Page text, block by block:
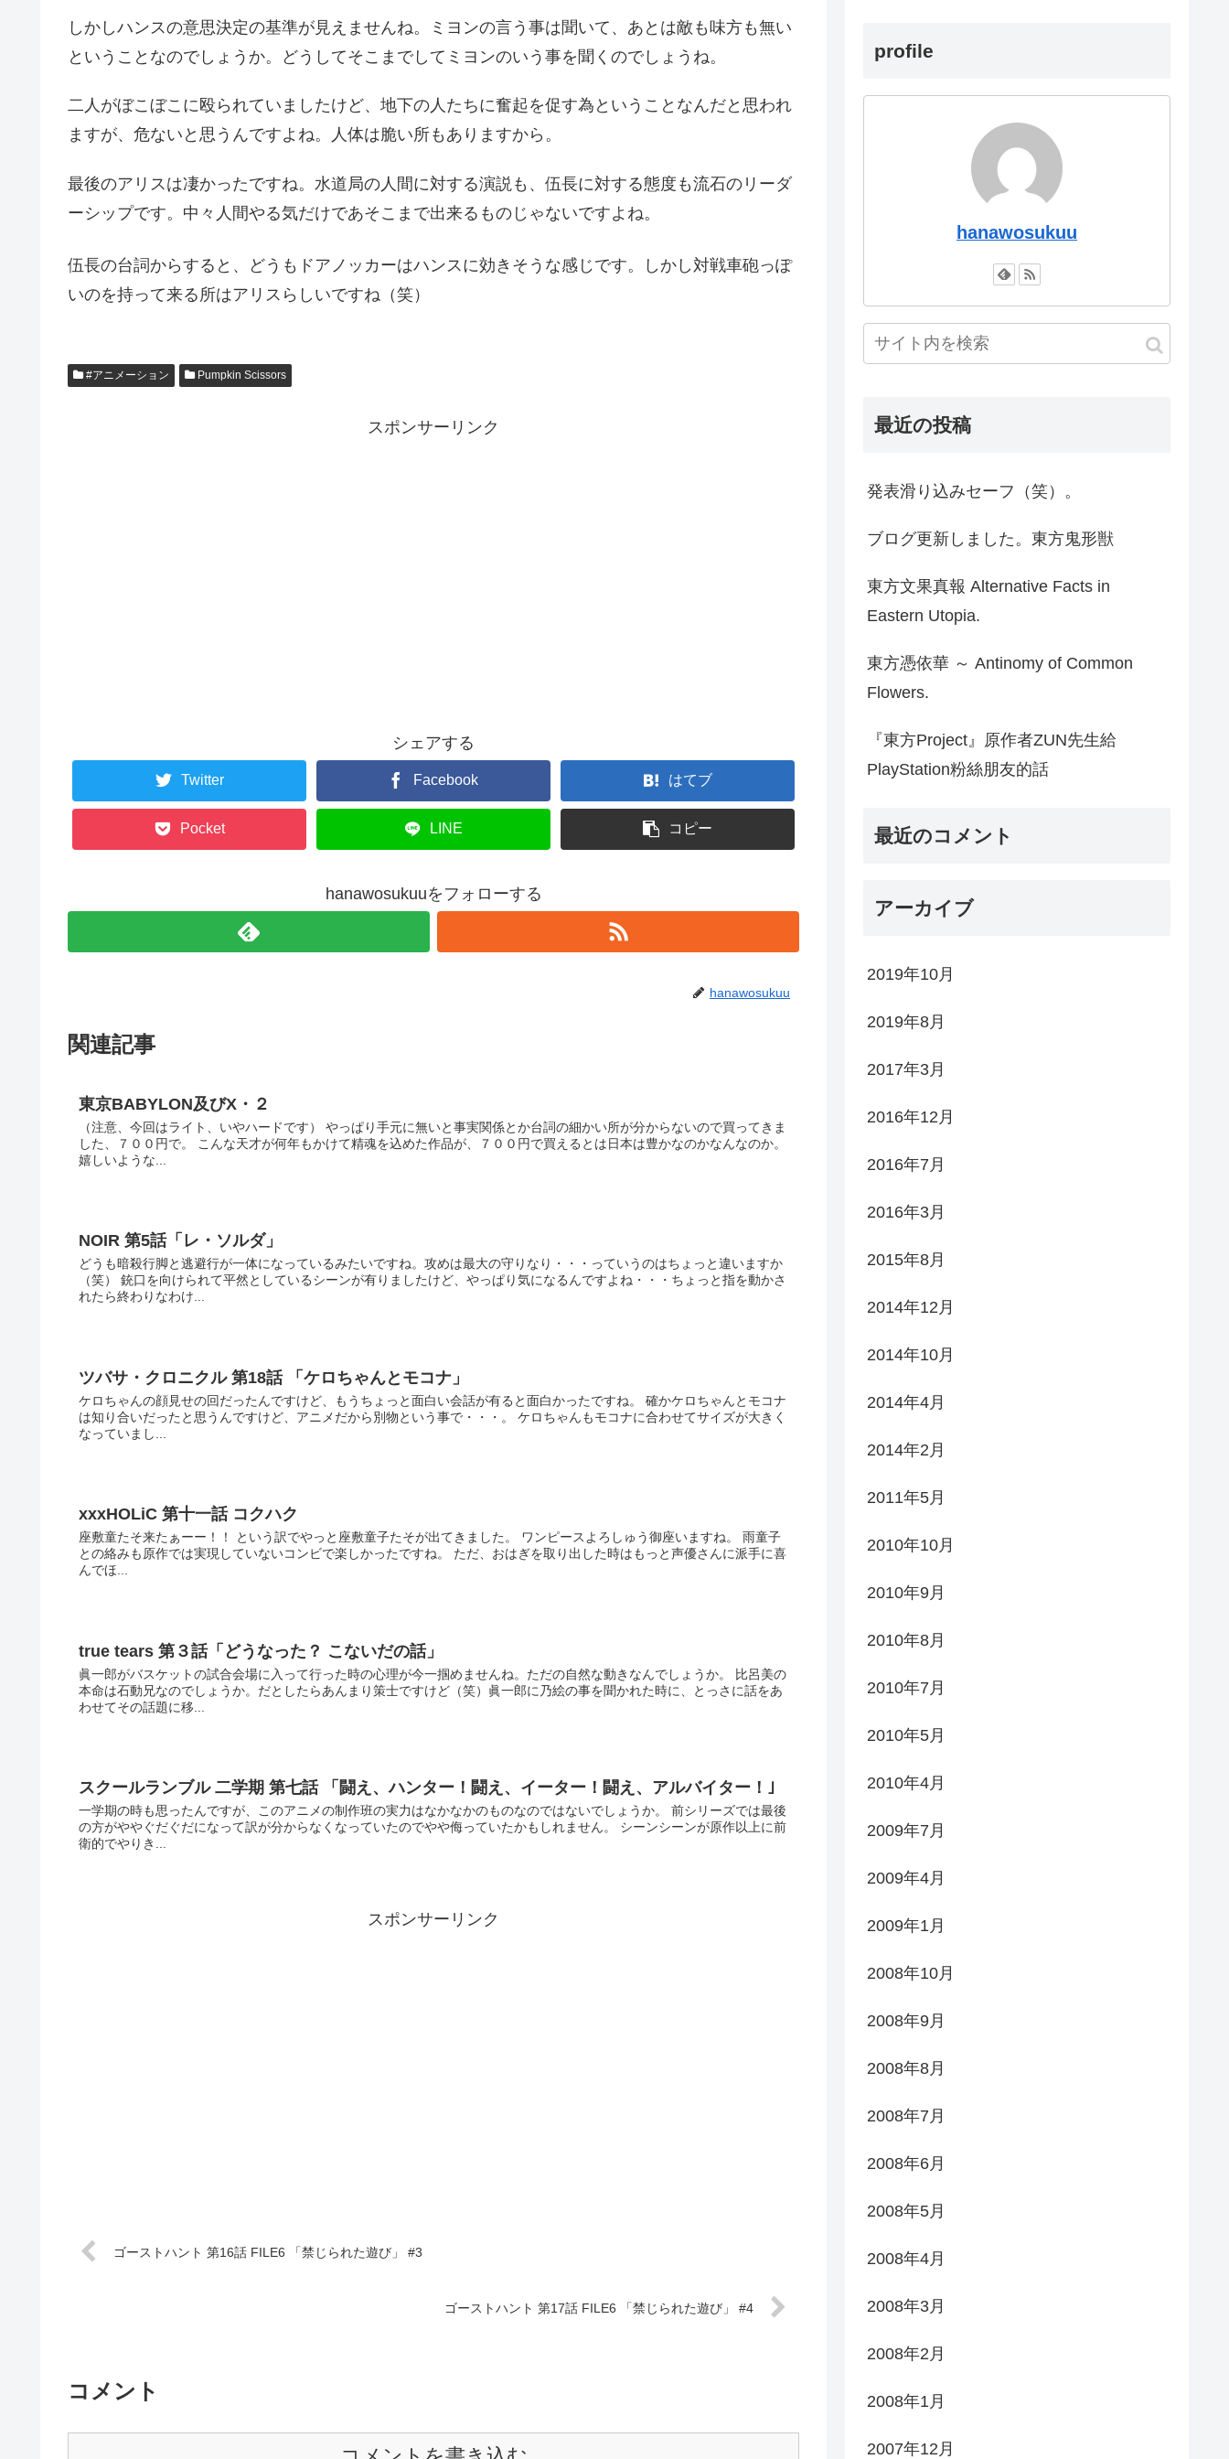
しかしハンスの意思決定の基準が見えませんね。ミヨンの言う事は聞いて、あとは敵も味方も無い
ということなのでしょうか。どうしてそこまでしてミヨンのいう事を聞くのでしょうね。
二人がぼこぼこに殴られていましたけど、地下の人たちに奮起を促す為ということなんだと思われ
ますが、危ないと思うんですよね。人体は脆い所もありますから。
最後のアリスは凄かったですね。水道局の人間に対する演説も、伍長に対する態度も流石のリーダ
ーシップです。中々人間やる気だけであそこまで出来るものじゃないですよね。
伍長の台詞からすると、どうもドアノッカーはハンスに効きそうな感じです。しかし対戦車砲っぽ
いのを持って来る所はアリスらしいですね（笑）
#アニメーション Pumpkin Scissors
スポンサーリンク
シェアする
Twitter Facebook はてブ
Pocket LINE コピー
hanawosukuuをフォローする
hanawosukuu
関連記事
東京BABYLON及びX・２
（注意、今回はライト、いやハードです） やっぱり手元に無いと事実関係とか台詞の細かい所が分からないので買ってきま
した、７００円で。 こんな天才が何年もかけて精魂を込めた作品が、７００円で買えるとは日本は豊かなのかなんなのか。
嬉しいような...
NOIR 第5話「レ・ソルダ」
どうも暗殺行脚と逃避行が一体になっているみたいですね。攻めは最大の守りなり・・・っていうのはちょっと違いますか
（笑） 銃口を向けられて平然としているシーンが有りましたけど、やっぱり気になるんですよね・・・ちょっと指を動かさ
れたら終わりなわけ...
ツバサ・クロニクル 第18話 「ケロちゃんとモコナ」
ケロちゃんの顔見せの回だったんですけど、もうちょっと面白い会話が有ると面白かったですね。 確かケロちゃんとモコナ
は知り合いだったと思うんですけど、アニメだから別物という事で・・・。 ケロちゃんもモコナに合わせてサイズが大きく
なっていまし...
xxxHOLiC 第十一話 コクハク
座敷童たそ来たぁーー！！ という訳でやっと座敷童子たそが出てきました。 ワンピースよろしゅう御座いますね。 雨童子
との絡みも原作では実現していないコンビで楽しかったですね。 ただ、おはぎを取り出した時はもっと声優さんに派手に喜
んでほ...
true tears 第３話「どうなった？ こないだの話」
眞一郎がバスケットの試合会場に入って行った時の心理が今一掴めませんね。ただの自然な動きなんでしょうか。 比呂美の
本命は石動兄なのでしょうか。だとしたらあんまり策士ですけど（笑）眞一郎に乃絵の事を聞かれた時に、とっさに話をあ
わせてその話題に移...
スクールランブル 二学期 第七話 「闘え、ハンター！闘え、イーター！闘え、アルバイター！｣
一学期の時も思ったんですが、このアニメの制作班の実力はなかなかのものなのではないでしょうか。 前シリーズでは最後
の方がややぐだぐだになって訳が分からなくなっていたのでやや侮っていたかもしれません。 シーンシーンが原作以上に前
衛的でやりき...
スポンサーリンク
ゴーストハント 第16話 FILE6 「禁じられた遊び」 #3
ゴーストハント 第17話 FILE6 「禁じられた遊び」 #4
コメント
profile
hanawosukuu
最近の投稿
発表滑り込みセーフ（笑）。
ブログ更新しました。東方鬼形獣
東方文果真報 Alternative Facts in
Eastern Utopia.
東方憑依華 ～ Antinomy of Common
Flowers.
『東方Project』原作者ZUN先生給
PlayStation粉絲朋友的話
最近のコメント
アーカイブ
2019年10月
2019年8月
2017年3月
2016年12月
2016年7月
2016年3月
2015年8月
2014年12月
2014年10月
2014年4月
2014年2月
2011年5月
2010年10月
2010年9月
2010年8月
2010年7月
2010年5月
2010年4月
2009年7月
2009年4月
2009年1月
2008年10月
2008年9月
2008年8月
2008年7月
2008年6月
2008年5月
2008年4月
2008年3月
2008年2月
2008年1月
2007年12月